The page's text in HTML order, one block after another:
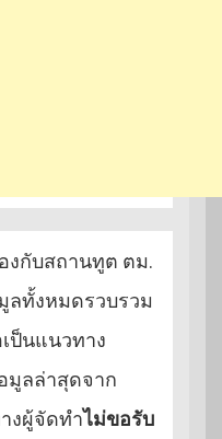
งกับสถานทูต ตม.
ลทั้งหมดรวบรวม
ป็นแนวทาง
มูลล่าสุดจาก
งผู้จัดทำไม่ขอรับ